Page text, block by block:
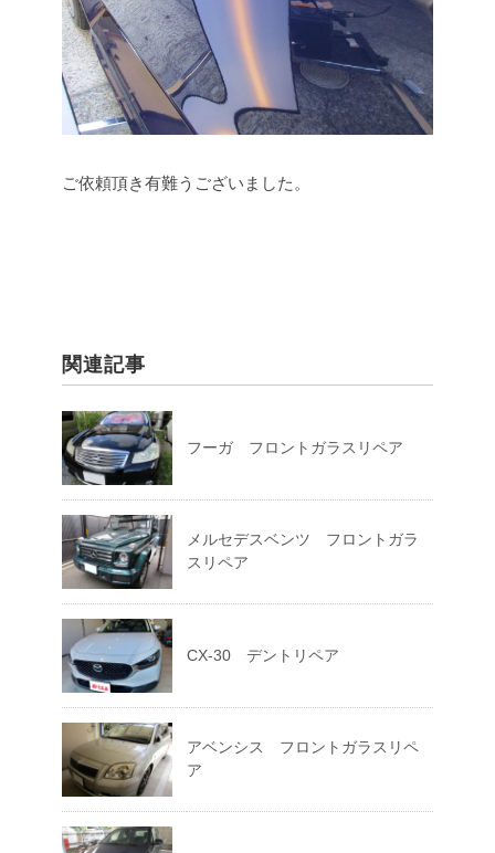
ご依頼頂き有難うございました。
関連記事
フーガ フロントガラスリペア
メルセデスベンツ フロントガラ
スリペア
CX-30 デントリペア
アベンシス フロントガラスリペ
ア